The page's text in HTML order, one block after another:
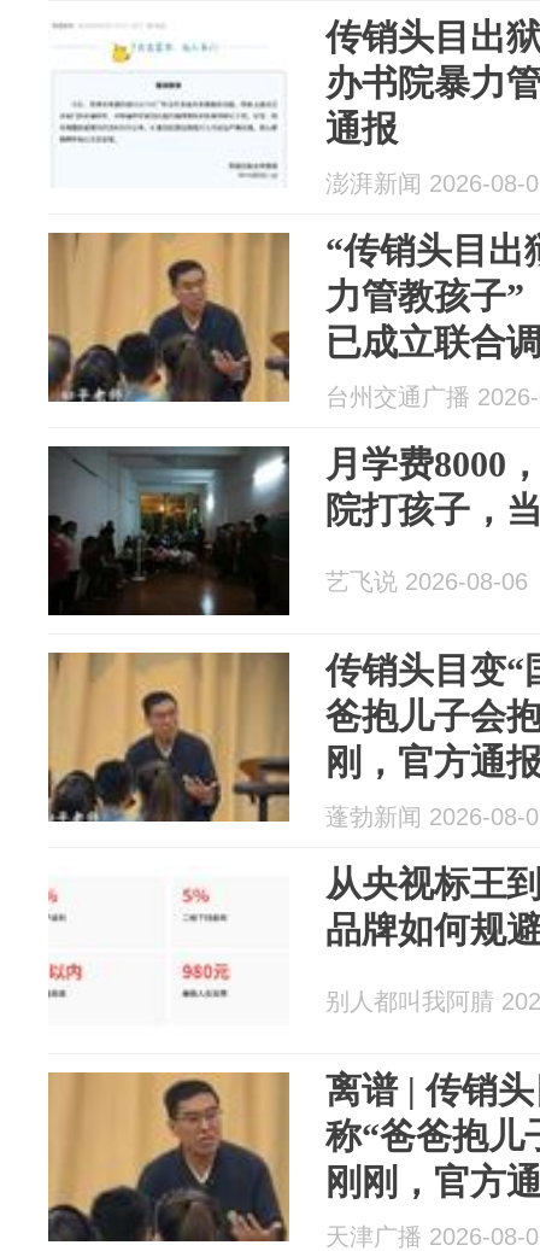
传销头目出
办书院暴力
通报
澎湃新闻 2026-08-
“传销头目出
力管教孩子”
已成立联合
查和调查取
台州交通广播
月学费8000
院打孩子，
艺飞说 2026-08-06
传销头目变“
爸抱儿子会
刚，官方通
蓬勃新闻 2026-08-
从央视标王
品牌如何规
别人都叫我阿腈
离谱 | 传销
称“爸爸抱儿
刚刚，官方
天津广播 2026-08-